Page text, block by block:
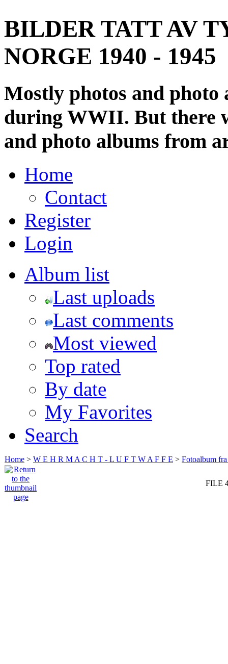
BILDER TATT AV
NORGE 1940 - 1945
Mostly photos and
during WWII. But there
and photo albums from
Home
Contact
Register
Login
Album list
Last uploads
Last comments
Most viewed
Top rated
By date
My Favorites
Search
Home > W E H R M A C H T - L U F T W A F F E > Fotoalbum
FILE